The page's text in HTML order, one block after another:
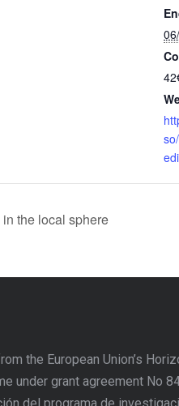
the local sphere
the European Union’s
under grant agreement No